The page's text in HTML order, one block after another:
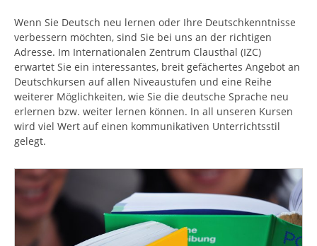
d
h
i
e
r
:
Wenn Sie Deutsch neu lernen oder Ihre Deutschkenntnisse
verbessern möchten, sind Sie bei uns an der richtigen
Adresse. Im Internationalen Zentrum Clausthal (IZC)
erwartet Sie ein interessantes, breit gefächertes Angebot an
Deutschkursen auf allen Niveaustufen und eine Reihe
weiterer Möglichkeiten, wie Sie die deutsche Sprache neu
erlernen bzw. weiter lernen können. In all unseren Kursen
wird viel Wert auf einen kommunikativen Unterrichtsstil
gelegt.